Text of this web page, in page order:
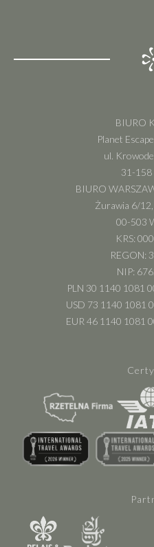
BIURO
Planet
ul.
31-
BIURO
Żurawia 6/
00-503
KRS:
REGON:
NIP:
PLN 30 1140 1081
USD 73 1140 1081
EUR 46 1140 1081